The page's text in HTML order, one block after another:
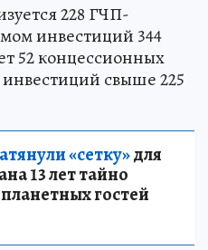
228 ГЧП-
инвестиций 344
52 концессионных
свыше 225
«сетку»для
13 лет тайно
гостей